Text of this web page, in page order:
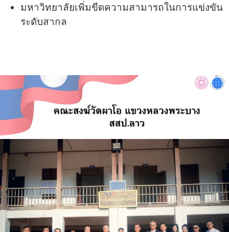
มหาวิทยาลัยเพิ่มขีดความสามารถในการแข่งขัน
ระดับสากล